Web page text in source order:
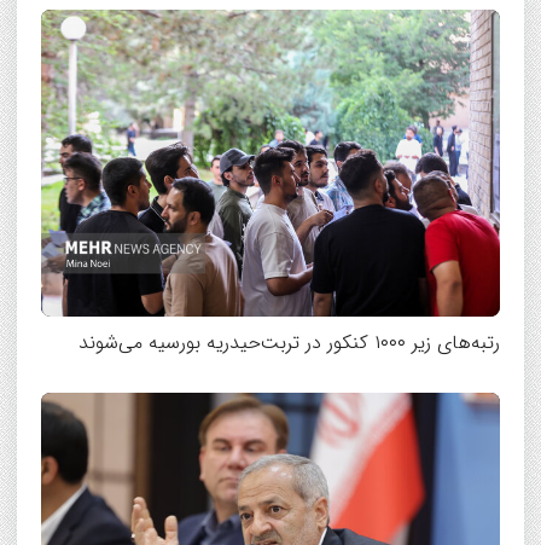
رتبه‌های زیر ۱۰۰۰ کنکور در تربت‌حیدریه بورسیه می‌شوند